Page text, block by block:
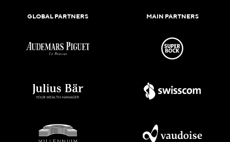
GLOBAL PARTNERS MAIN PARTNERS